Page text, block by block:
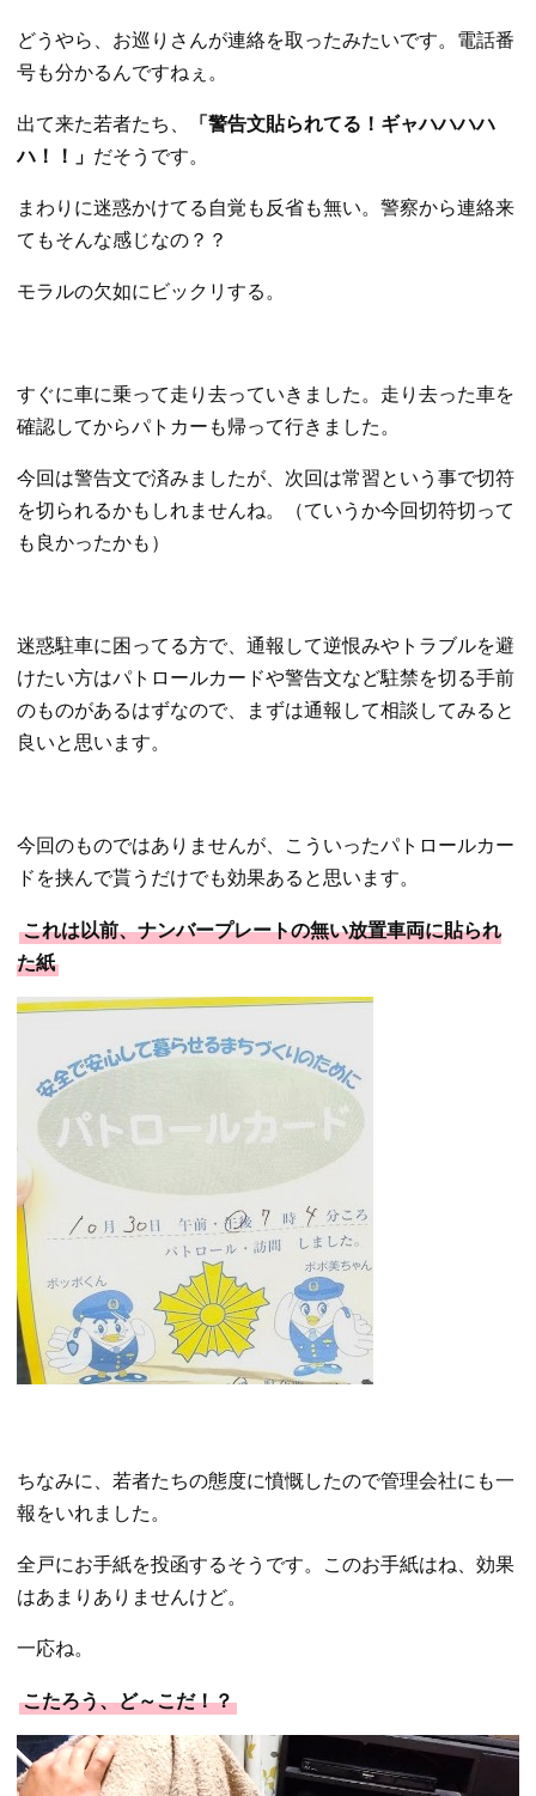
どうやら、お巡りさんが連絡を取ったみたいです。電話番
号も分かるんですねぇ。
出て来た若者たち、
「警告文貼られてる！ギャハハハハ
ハ！！」 だそうです。
まわりに迷惑かけてる自覚も反省も無い。警察から連絡来
てもそんな感じなの？？
モラルの欠如にビックリする。
すぐに車に乗って走り去っていきました。走り去った車を
確認してからパトカーも帰って行きました。
今回は警告文で済みましたが、次回は常習という事で切符
を切られるかもしれませんね。（ていうか今回切符切って
も良かったかも）
迷惑駐車に困ってる方で、通報して逆恨みやトラブルを避
けたい方はパトロールカードや警告文など駐禁を切る手前
のものがあるはずなので、まずは通報して相談してみると
良いと思います。
今回のものではありませんが、こういったパトロールカー
ドを挟んで貰うだけでも効果あると思います。
これは以前、ナンバープレートの無い放置車両に貼られ
た紙
ちなみに、若者たちの態度に憤慨したので管理会社にも一
報をいれました。
全戸にお手紙を投函するそうです。このお手紙はね、効果
はあまりありませんけど。
一応ね。
こたろう、ど～こだ！？